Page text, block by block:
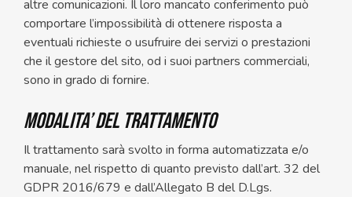
altre comunicazioni. Il loro mancato conferimento può
comportare l’impossibilità di ottenere risposta a
eventuali richieste o usufruire dei servizi o prestazioni
che il gestore del sito, od i suoi partners commerciali,
sono in grado di fornire.
MODALITA’ DEL TRATTAMENTO
Il trattamento sarà svolto in forma automatizzata e/o
manuale, nel rispetto di quanto previsto dall’art. 32 del
GDPR 2016/679 e dall’Allegato B del D.Lgs.